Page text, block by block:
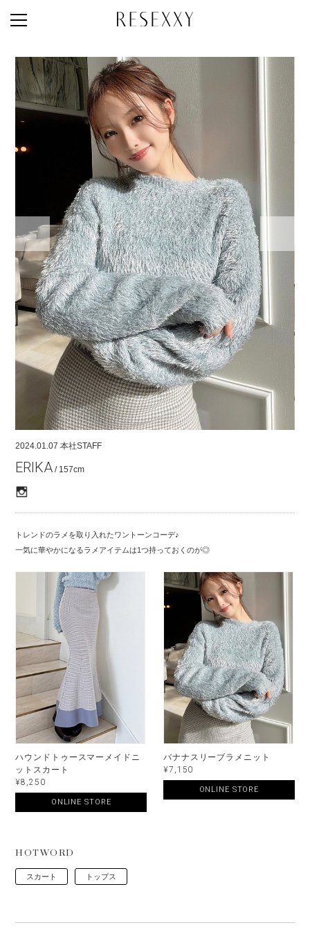
STAFF STYLE
2024.01.07 本社STAFF
ERIKA / 157cm
トレンドのラメを取り入れたワントーンコーデ♪
一気に華やかになるラメアイテムは1つ持っておくのが◎
ハウンドトゥースマーメイドニ
ットスカート
¥8,250
ONLINE STORE
バナナスリーブラメニット
¥7,150
ONLINE STORE
HOTWORD
スカート トップス
NEWS
MAGAZINE
LOOK BOOK
NEW ARRIVAL
STYLE PHOTO
ACCOUNT
SHOP LIST
CONCEPT
ONLINE STORE
COMPANY
CONTACT
RECRUIT
FOR BUSINESS PARTNER